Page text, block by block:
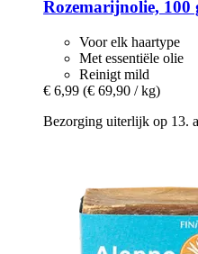
Rozemarijnolie, 100
Voor elk haartype
Met essentiële olie
Reinigt mild
€ 6,99 (€ 69,90 / kg)
Bezorging uiterlijk op 13.